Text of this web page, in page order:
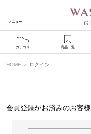
メニュー
カテゴリ 商品一覧
HOME ログイン
会員登録がお済みのお客様